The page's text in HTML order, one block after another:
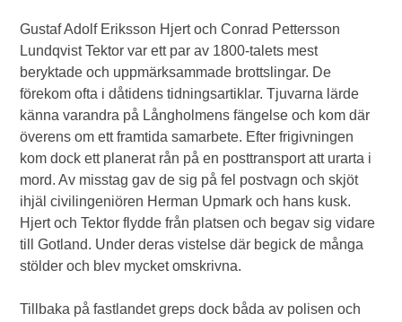
Gustaf Adolf Eriksson Hjert och Conrad Pettersson
Lundqvist Tektor var ett par av 1800-talets mest
beryktade och uppmärksammade brottslingar. De
förekom ofta i dåtidens tidningsartiklar. Tjuvarna lärde
känna varandra på Långholmens fängelse och kom där
överens om ett framtida samarbete. Efter frigivningen
kom dock ett planerat rån på en posttransport att urarta i
mord. Av misstag gav de sig på fel postvagn och skjöt
ihjäl civilingeniören Herman Upmark och hans kusk.
Hjert och Tektor flydde från platsen och begav sig vidare
till Gotland. Under deras vistelse där begick de många
stölder och blev mycket omskrivna.
Tillbaka på fastlandet greps dock båda av polisen och